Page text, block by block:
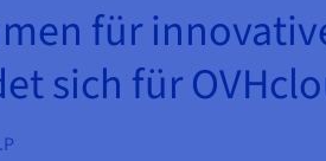
für
sich für